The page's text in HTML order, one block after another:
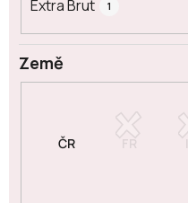
Země
Extra Brut 1